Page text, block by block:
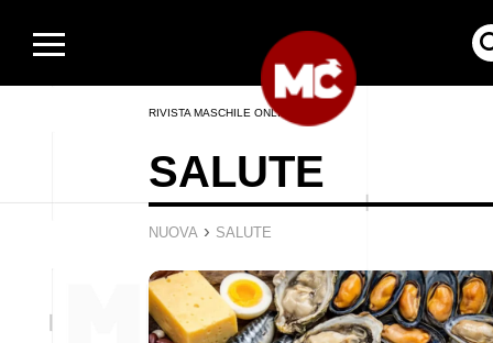
RIVISTA MASCHILE ONLINE
SALUTE
NUOVA › SALUTE